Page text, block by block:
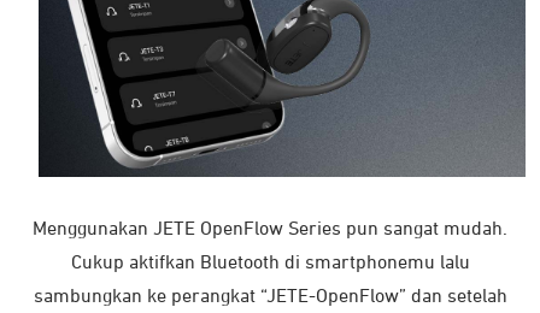
Menggunakan JETE OpenFlow Series pun sangat mudah.
Cukup aktifkan Bluetooth di smartphonemu lalu
sambungkan ke perangkat “JETE-OpenFlow” dan setelah